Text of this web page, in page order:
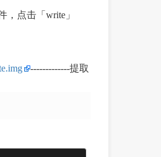
，点击「write」
-------------提取